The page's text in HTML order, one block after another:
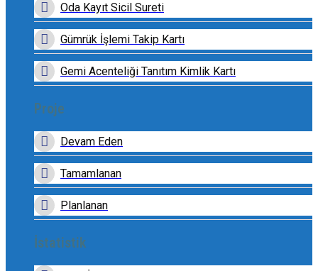
Oda Kayıt Sicil Sureti
Gümrük İşlemi Takip Kartı
Gemi Acenteliği Tanıtım Kimlik Kartı
Proje
Devam Eden
Tamamlanan
Planlanan
İstatistik